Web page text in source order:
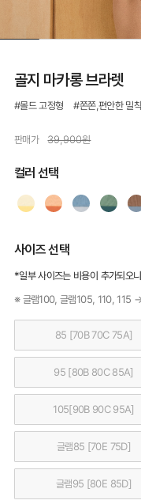
골지 마카롱 브라렛
#몰드 고정형 #쫀쫀,편안한 밀
판매가 39,900원
컬러 선택
사이즈 선택
*일부 사이즈는 비용이 추가되오
※ 글램100, 글램105, 110, 115
85 [70B 70C 75A]
95 [80B 80C 85A]
105[90B 90C 95A]
글램85 [70E 75D]
글램95 [80E 85D]